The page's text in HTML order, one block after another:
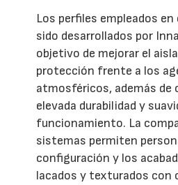
Los perfiles empleados
sido desarrollados por
objetivo de mejorar el
protección frente a los
atmosféricos, además de
elevada durabilidad y
funcionamiento. La
sistemas permiten
configuración y los
lacados y texturados con